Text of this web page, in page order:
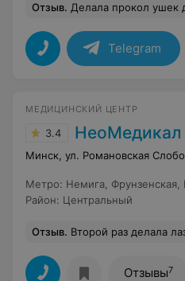
Отзыв. Делала прокол ушек дочери
Telegram
МЕДИЦИНСКИЙ ЦЕНТР
3.4 НеоМедикал
Минск, ул. Романовская
Метро: Немига Фрунзенская
Район: Центральный
Отзыв. Второй раз делала лазерную эпиляцию в этом центре у
Отзывы7